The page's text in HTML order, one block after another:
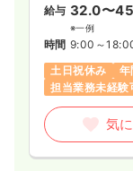
給与 32.0〜
※一例
時間 9:00～
土日祝休み
年
担当業務未経験
気